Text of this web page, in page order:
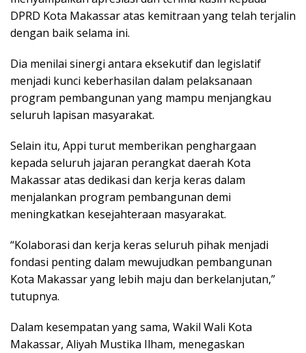
DPRD Kota Makassar atas kemitraan yang telah terjalin
dengan baik selama ini.
Dia menilai sinergi antara eksekutif dan legislatif
menjadi kunci keberhasilan dalam pelaksanaan
program pembangunan yang mampu menjangkau
seluruh lapisan masyarakat.
Selain itu, Appi turut memberikan penghargaan
kepada seluruh jajaran perangkat daerah Kota
Makassar atas dedikasi dan kerja keras dalam
menjalankan program pembangunan demi
meningkatkan kesejahteraan masyarakat.
“Kolaborasi dan kerja keras seluruh pihak menjadi
fondasi penting dalam mewujudkan pembangunan
Kota Makassar yang lebih maju dan berkelanjutan,”
tutupnya.
Dalam kesempatan yang sama, Wakil Wali Kota
Makassar, Aliyah Mustika Ilham, menegaskan